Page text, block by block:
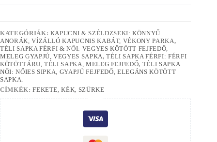
KATEGÓRIÁK: KAPUCNI & SZÉLDZSEKI: KÖNNYŰ
ANORÁK, VÍZÁLLÓ KAPUCNIS KABÁT, VÉKONY PARKA,
TÉLI SAPKA FÉRFI & NŐI: VEGYES KÖTÖTT FEJFEDŐ,
MELEG GYAPJÚ, VEGYES SAPKA,TÉLI SAPKA FÉRFI: FÉRFI
KÖTÖTTÁRU, TÉLI SAPKA, MELEG FEJFEDŐ, TÉLI SAPKA
NŐI: NŐIES SIPKA, GYAPJÚ FEJFEDŐ, ELEGÁNS KÖTÖTT
SAPKA.
CÍMKÉK:FEKETE,KÉK, SZÜRKE